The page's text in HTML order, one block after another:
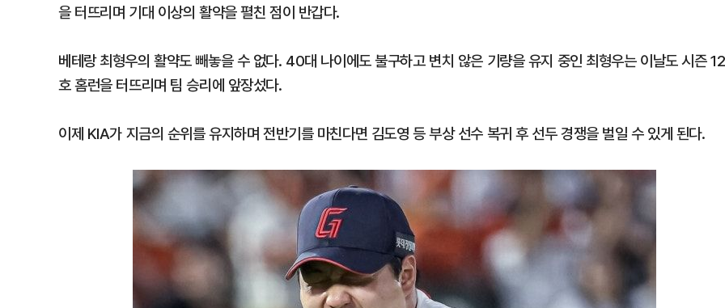
을 터뜨리며 기대 이상의 활약을 펼친 점이 반갑다.
베테랑 최형우의 활약도 빼놓을 수 없다. 40대 나이에도 불구하고 변치 않은 기량을 유지 중인 최형우는 이날도 시즌 12
호 홈런을 터뜨리며 팀 승리에 앞장섰다.
이제 KIA가 지금의 순위를 유지하며 전반기를 마친다면 김도영 등 부상 선수 복귀 후 선두 경쟁을 벌일 수 있게 된다.